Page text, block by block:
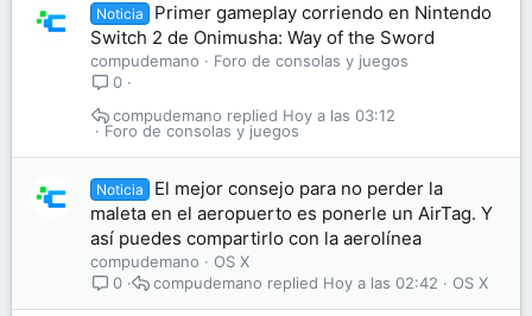
Noticia
Primer gameplay corriendo en Nintendo
Switch 2 de Onimusha: Way of the Sword
compudemano
Foro de consolas y juegos
0
Foro de consolas y juegos
Hoy a las 03:12
compudemano
Noticia
El mejor consejo para no perder la
maleta en el aeropuerto es ponerle un AirTag. Y
así puedes compartirlo con la aerolínea
compudemano
OS X
0
OS X
Hoy a las 02:42
compudemano